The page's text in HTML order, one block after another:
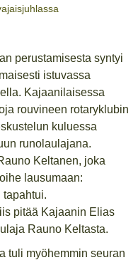
perustamisesta syntyi
istuvassa
Kajaanilaisessa
rouvineen rotaryklubin
kuluessa
runolaulajana.
Keltanen, joka
lausumaan:
tapahtui.
pitää Kajaanin Elias
Rauno Keltasta.
tuli myöhemmin seuran